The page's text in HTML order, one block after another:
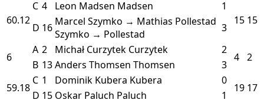
60.12
C 4 Leon Madsen Madsen
1
15 15
D 16 Marcel Szymko → Mathias Pollestad
Szymko → Pollestad
3
6
A 2 Michał Curzytek Curzytek 2
4 2
B 13Anders Thomsen Thomsen
3
59.18
C 1 Dominik Kubera Kubera 0
19 17
D 15 Oskar Paluch Paluch 1